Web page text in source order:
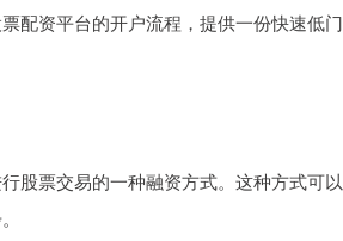
配资平台的开户流程，提供一份快速低门
股票交易的一种融资方式。这种方式可以